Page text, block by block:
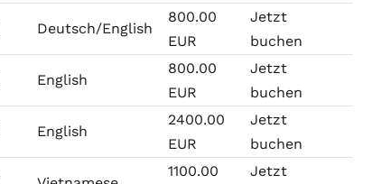
Deutsch/English
800.00
EUR
Jetzt
buchen
English
800.00
EUR
Jetzt
buchen
English
2400.00
EUR
Jetzt
buchen
1100.00 Jetzt